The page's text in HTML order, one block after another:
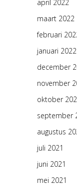
april 2022
maart 2022
februari
januari 2022
december
november
oktober
september
augustus
juli 2021
juni 2021
mei 2021